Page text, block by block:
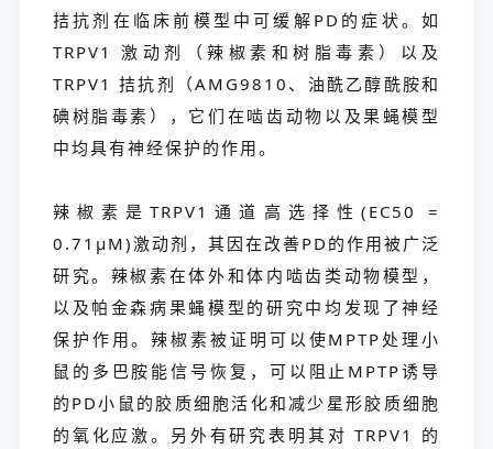
拮抗剂在临床前模型中可缓解PD的症状。如
TRPV1 激动剂（辣椒素和树脂毒素）以及
TRPV1 拮抗剂（AMG9810、油酰乙醇酰胺和
碘树脂毒素），它们在啮齿动物以及果蝇模型
中均具有神经保护的作用。
辣椒素是TRPV1通道高选择性(EC50 =
0.71μM)激动剂，其因在改善PD的作用被广泛
研究。辣椒素在体外和体内啮齿类动物模型，
以及帕金森病果蝇模型的研究中均发现了神经
保护作用。辣椒素被证明可以使MPTP处理小
鼠的多巴胺能信号恢复，可以阻止MPTP诱导
的PD小鼠的胶质细胞活化和减少星形胶质细胞
的氧化应激。另外有研究表明其对 TRPV1 的